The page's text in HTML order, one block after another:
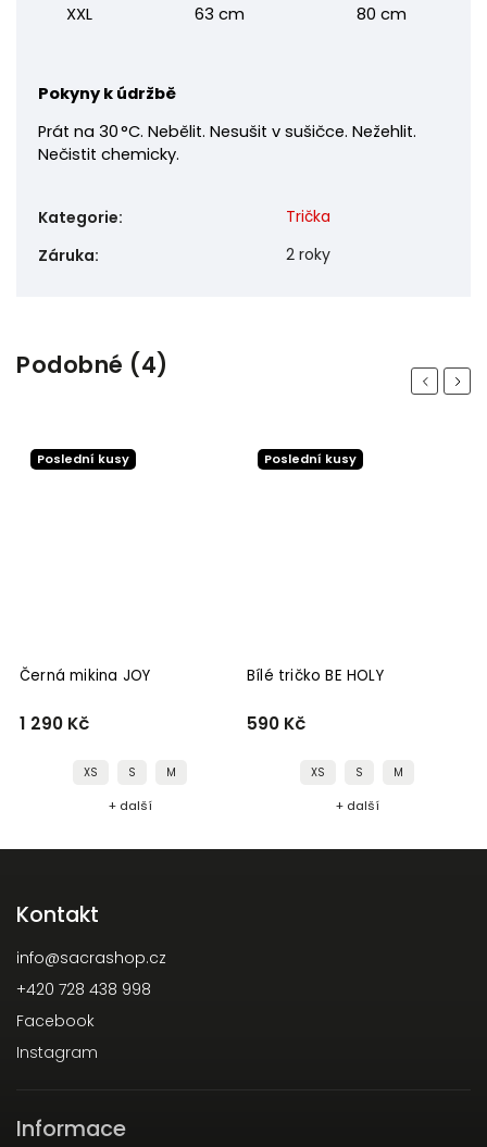
XXL
63 cm 80 cm
Pokyny k údržbě
Prát na 30 °C. Nebělit. Nesušit v sušičce. Nežehlit.
Nečistit chemicky.
Kategorie:
Trička
Záruka: 2 roky
Podobné (4) Previous
Poslední kusy
Černá mikina JOY
1 290 Kč
XS S M
+ další
Poslední kusy
Bílé tričko BE HOLY
590 Kč
XS S M
+ další
Next
Kontakt
info@sacrashop.cz
+420 728 438 998
Facebook
Instagram
Informace